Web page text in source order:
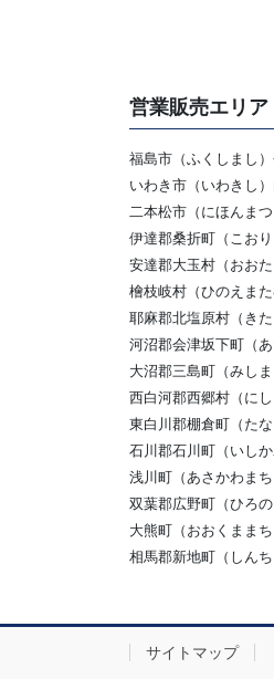
営業販売エリア
福島市（ふくしまし
いわき市（いわきし
二本松市（にほんま
伊達郡桑折町（こお
安達郡大玉村（おお
檜枝岐村（ひのえま
耶麻郡北塩原村（き
河沼郡会津坂下町（
大沼郡三島町（みし
西白河郡西郷村（に
東白川郡棚倉町（た
石川郡石川町（いし
浅川町（あさかわま
双葉郡広野町（ひろ
大熊町（おおくまま
相馬郡新地町（しん
サイトマップ